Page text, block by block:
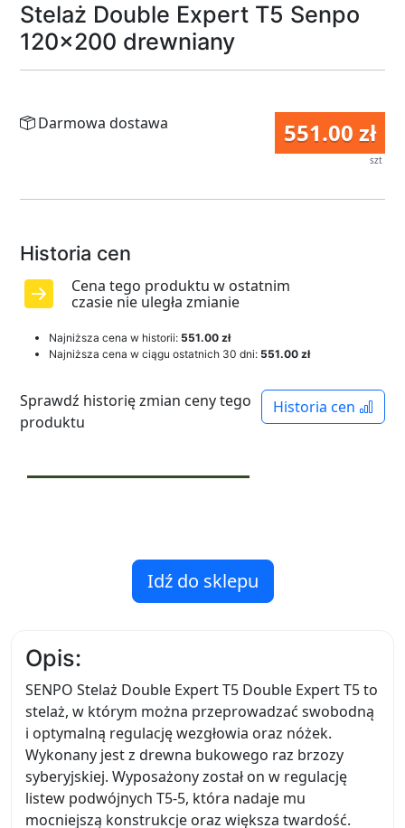
Stelaż Double Expert T5 Senpo
120x200 drewniany
551.00 zł
szt
Darmowa dostawa
Historia cen
Cena tego produktu w ostatnim
czasie nie uległa zmianie
Najniższa cena w historii: 551.00 zł
Najniższa cena w ciągu ostatnich 30 dni: 551.00 zł
Historia cen
Sprawdź historię zmian ceny tego
produktu
Idź do sklepu
Opis:
SENPO Stelaż Double Expert T5 Double Expert T5 to
stelaż, w którym można przeprowadzać swobodną
i optymalną regulację wezgłowia oraz nóżek.
Wykonany jest z drewna bukowego raz brzozy
syberyjskiej. Wyposażony został on w regulację
listew podwójnych T5-5, która nadaje mu
mocniejszą konstrukcje oraz większa twardość.